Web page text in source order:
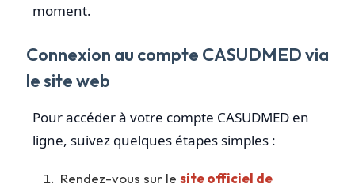
moment.
Connexion au compte CASUDMED via
le site web
Pour accéder à votre compte CASUDMED en
ligne, suivez quelques étapes simples :
Rendez-vous sur le site officiel de